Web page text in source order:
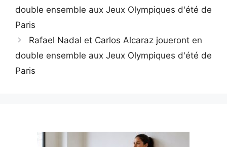
double ensemble aux Jeux Olympiques d'été de
Paris
Rafael Nadal et Carlos Alcaraz joueront en
double ensemble aux Jeux Olympiques d'été de
Paris